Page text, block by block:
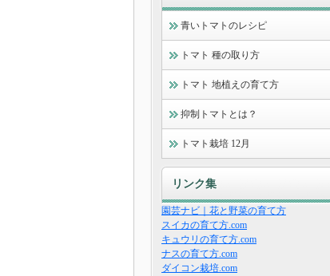
青いトマトのレシピ
トマト 種の取り方
トマト 地植えの育て方
抑制トマトとは？
トマト栽培 12月
リンク集
園芸ナビ｜花と野菜の育て方
スイカの育て方.com
キュウリの育て方.com
ナスの育て方.com
ダイコン栽培.com